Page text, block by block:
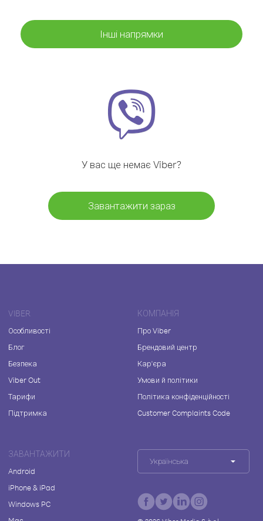
Інші напрямки
У вас ще немає Viber?
Завантажити зараз
VIBER
Особливості
Блог
Безпека
Viber Out
Тарифи
Підтримка
КОМПАНІЯ
Про Viber
Брендовий центр
Кар'єра
Умови й політики
Політика конфіденційності
Customer Complaints Code
ЗАВАНТАЖИТИ
Android
iPhone & iPad
Windows PC
Українська